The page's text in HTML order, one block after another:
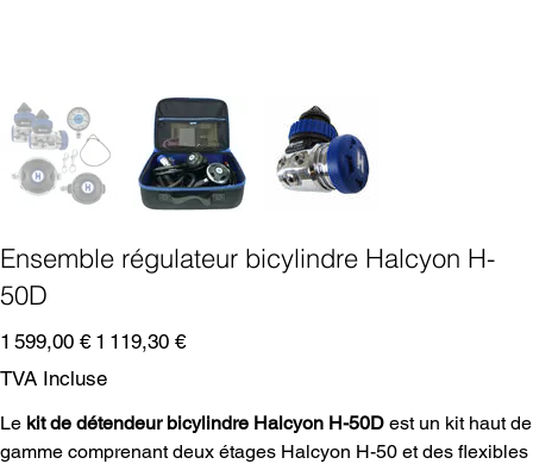
Ensemble régulateur bicylindre Halcyon H-
50D
Prix
d’origine
1 599,00 € Prix
promotionnel
1 119,30 €
TVA Incluse
Le kit de détendeur bicylindre Halcyon H-50D est un kit haut de
gamme comprenant deux étages Halcyon H-50 et des flexibles